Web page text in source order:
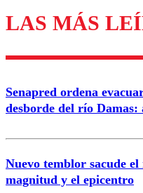
Los comentarios son
Nombre
Correo
LAS MÁS
Senapred ordena
desborde del río
Nuevo temblor sacude
magnitud y el epicentro